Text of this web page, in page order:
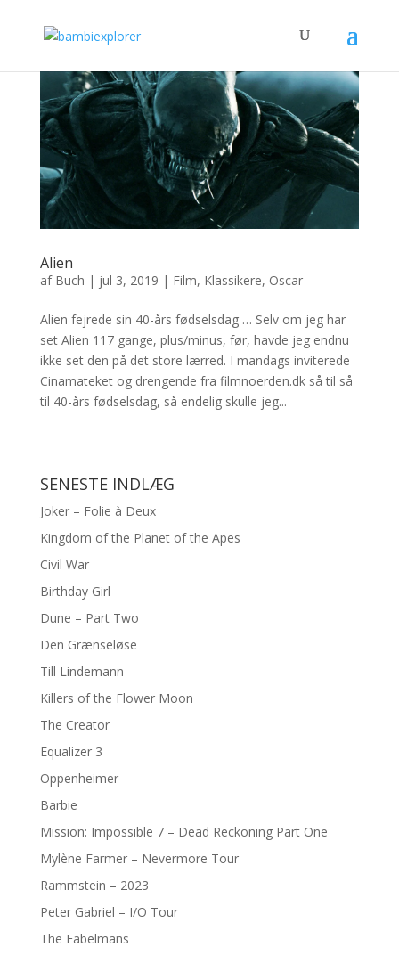
Alien
af Buch | jul 3, 2019 | Film, Klassikere, Oscar
Alien fejrede sin 40-års fødselsdag … Selv om jeg har
set Alien 117 gange, plus/minus, før, havde jeg endnu
ikke set den på det store lærred. I mandags inviterede
Cinamateket og drengende fra filmnoerden.dk så til så
til 40-års fødselsdag, så endelig skulle jeg...
SENESTE INDLÆG
Joker – Folie à Deux
Kingdom of the Planet of the Apes
Civil War
Birthday Girl
Dune – Part Two
Den Grænseløse
Till Lindemann
Killers of the Flower Moon
The Creator
Equalizer 3
Oppenheimer
Barbie
Mission: Impossible 7 – Dead Reckoning Part One
Mylène Farmer – Nevermore Tour
Rammstein – 2023
Peter Gabriel – I/O Tour
The Fabelmans